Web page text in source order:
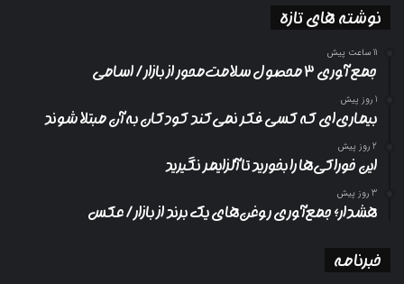
نوشته های تازه
11 ساعت پیش
جمع آوری ۳ محصول سلامت‌محور از بازار/ اسامی
1 روز پیش
بیماری‌ای که کسی فکر نمی‌کند کودکان به آن مبتلا شوند
2 روز پیش
این خوراکی‌ها را بخورید تا آلزایمر نگیرید
3 روز پیش
هشدار؛ جمع‌آوری روغن‌های یک برند از بازار/ عکس
خبرنامه